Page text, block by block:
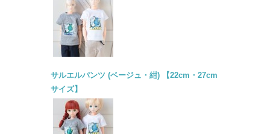
サルエルパンツ (ベージュ・紺) 【22cm・27cm
サイズ】